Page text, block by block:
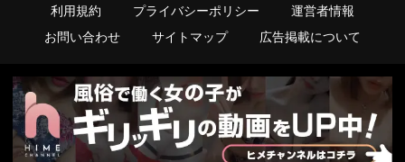
利用規約 プライバシーポリシー
運営者情報
お問い合わせ
サイトマップ 広告掲載について